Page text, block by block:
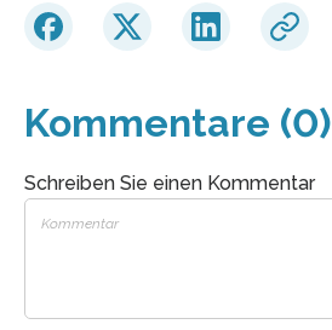
Kommentare (0)
Schreiben Sie einen Kommentar